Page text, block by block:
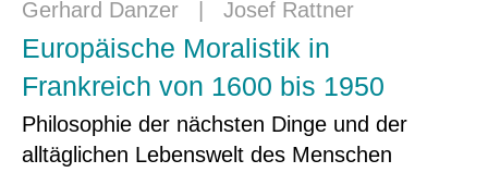
Gerhard Danzer Josef Rattner
Europäische Moralistik in
Frankreich von 1600 bis 1950
Philosophie der nächsten Dinge und der
alltäglichen Lebenswelt des Menschen